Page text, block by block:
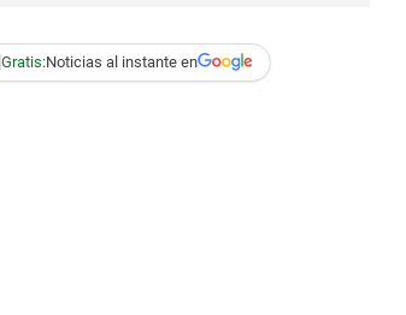
Gratis:Noticias al instante en